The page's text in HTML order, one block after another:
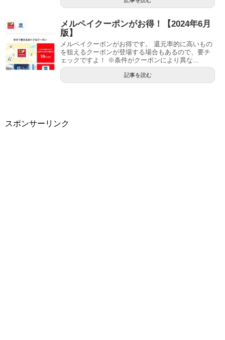
メルペイクーポンがお得！【2024年6月
版】
メルペイクーポンがお得です。 還元率的に高いもの
を狙えるクーポンが登場する場合もあるので、要チ
ェックですよ！ ※条件がクーポンにより異な...
記事を読む
スポンサーリンク